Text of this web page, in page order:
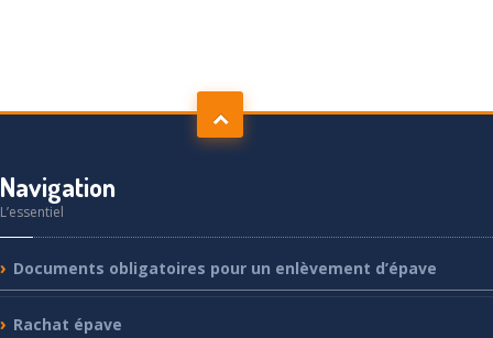
Navigation
L’essentiel
Documents obligatoires pour un enlèvement d’épave
Rachat épave